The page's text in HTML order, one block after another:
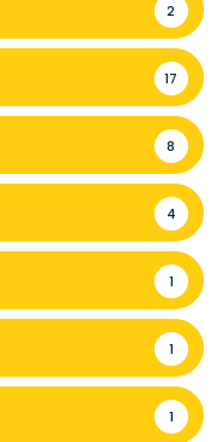
2
17
8
4
1
1
1